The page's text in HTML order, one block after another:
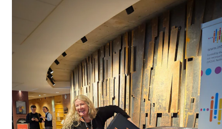
Etterutdanning og kurs
Talentutvikling
STUDENTLIV
Søknad og opptak
Biblioteket
Fagmiljøer